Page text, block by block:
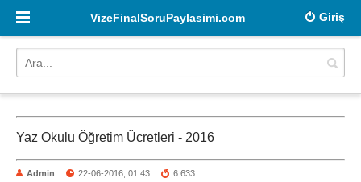
Giriş
VizeFinalSoruPaylasimi.com
Yaz Okulu Öğretim Ücretleri - 2016
Admin 22-06-2016, 01:43 6 633